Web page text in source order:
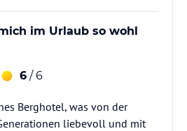
im Urlaub so wohl
6 / 6
Berghotel, was von der
liebevoll und mit